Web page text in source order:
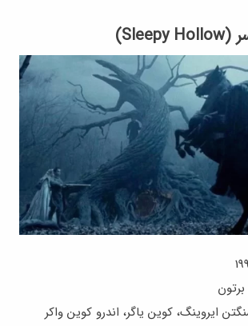
ایروینگ، کوین یاگر، اندرو کوین واکر